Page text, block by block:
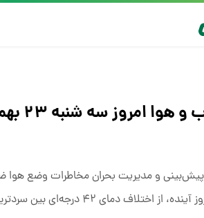
و مدیریت بحران مخاطرات وضع هوا
درجه‌ای بین سردترین و گرم‌ترین مراکز استان‌ها خبر داد.